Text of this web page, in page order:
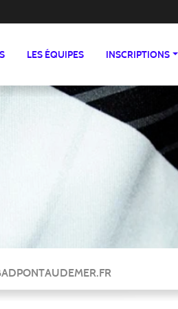
LES ÉQUIPES INSCRIPTIONS